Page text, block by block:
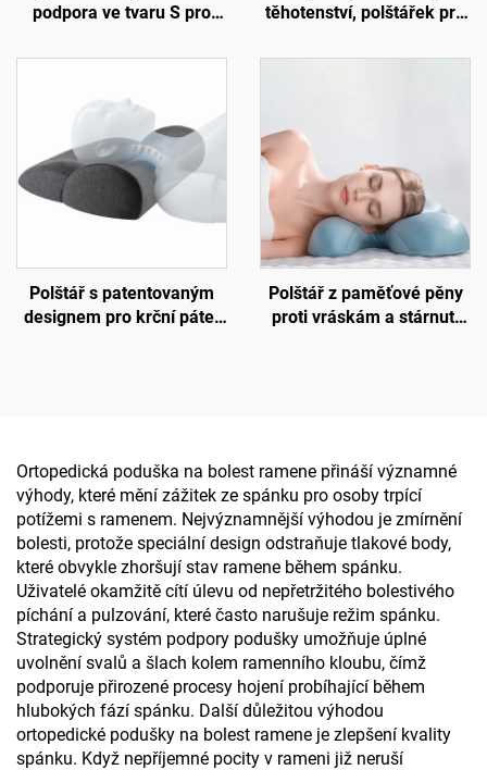
podpora ve tvaru S pro
židli do kanceláře,
těhotenství, polštářek pro
lože, podložka W2
Polštář s patentovaným
designem pro krční páteř
Polštář z paměťové pěny
proti vráskám a stárnutí
Ortopedická poduška na bolest ramene přináší významné
výhody, které mění zážitek ze spánku pro osoby trpící
potížemi s ramenem. Nejvýznamnější výhodou je zmírnění
bolesti, protože speciální design odstraňuje tlakové body,
které obvykle zhoršují stav ramene během spánku.
Uživatelé okamžitě cítí úlevu od nepřetržitého bolestivého
píchání a pulzování, které často narušuje režim spánku.
Strategický systém podpory podušky umožňuje úplné
uvolnění svalů a šlach kolem ramenního kloubu, čímž
podporuje přirozené procesy hojení probíhající během
hlubokých fází spánku. Další důležitou výhodou
ortopedické podušky na bolest ramene je zlepšení kvality
spánku. Když nepříjemné pocity v rameni již neruší